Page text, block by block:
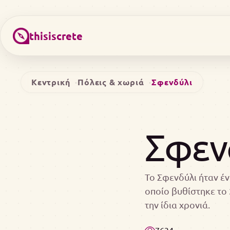
thisiscrete
Κεντρική Πόλεις & χωριά Σφενδύλι
Το Σφενδύλι ήταν
οποίο βυθίστηκε
την ίδια χρονιά.